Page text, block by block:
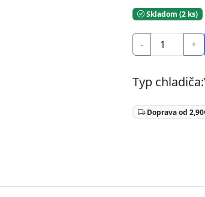
Skladom (2 ks)
- +
Typ
Doprava od